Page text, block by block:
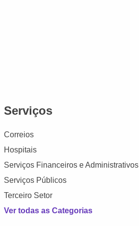
Serviços
Correios
Hospitais
Serviços Financeiros e Administrativos
Serviços Públicos
Terceiro Setor
Ver todas as Categorias